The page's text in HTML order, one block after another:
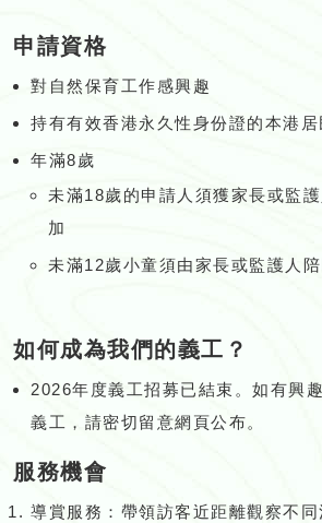
申請資格
對自然保育工作感興趣
持有有效香港永久性身份證的本港居
年滿8歲
未滿18歲的申請人須獲家長或監
加
未滿12歲小童須由家長或監護人
如何成為我們的義工？
2026年度義工招募已結束。如有興
義工，請密切留意網頁公布。
服務機會
導賞服務：帶領訪客近距離觀察不